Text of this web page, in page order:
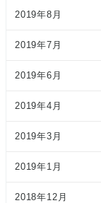
2019年8月
2019年7月
2019年6月
2019年4月
2019年3月
2019年1月
2018年12月